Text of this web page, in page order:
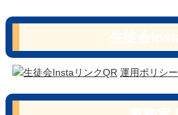
運用ポリシー